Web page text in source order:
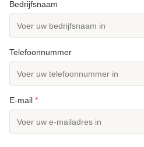
Bedrijfsnaam
Telefoonnummer
E-mail *